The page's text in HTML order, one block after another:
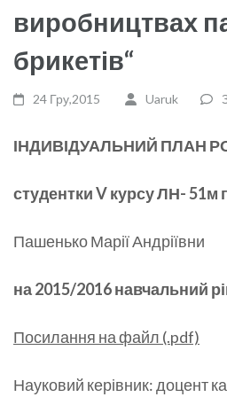
виробництвах
брикетів“
24 Гру,2015 Uaruk
ІНДИВІДУАЛЬНИЙ ПЛАН
студенткиVкурсу ЛН-51м
Пашенько Марії Андріївни
на 2015/2016 навчальний
Посилання на файл (.pdf)
Науковий керівник: доцент